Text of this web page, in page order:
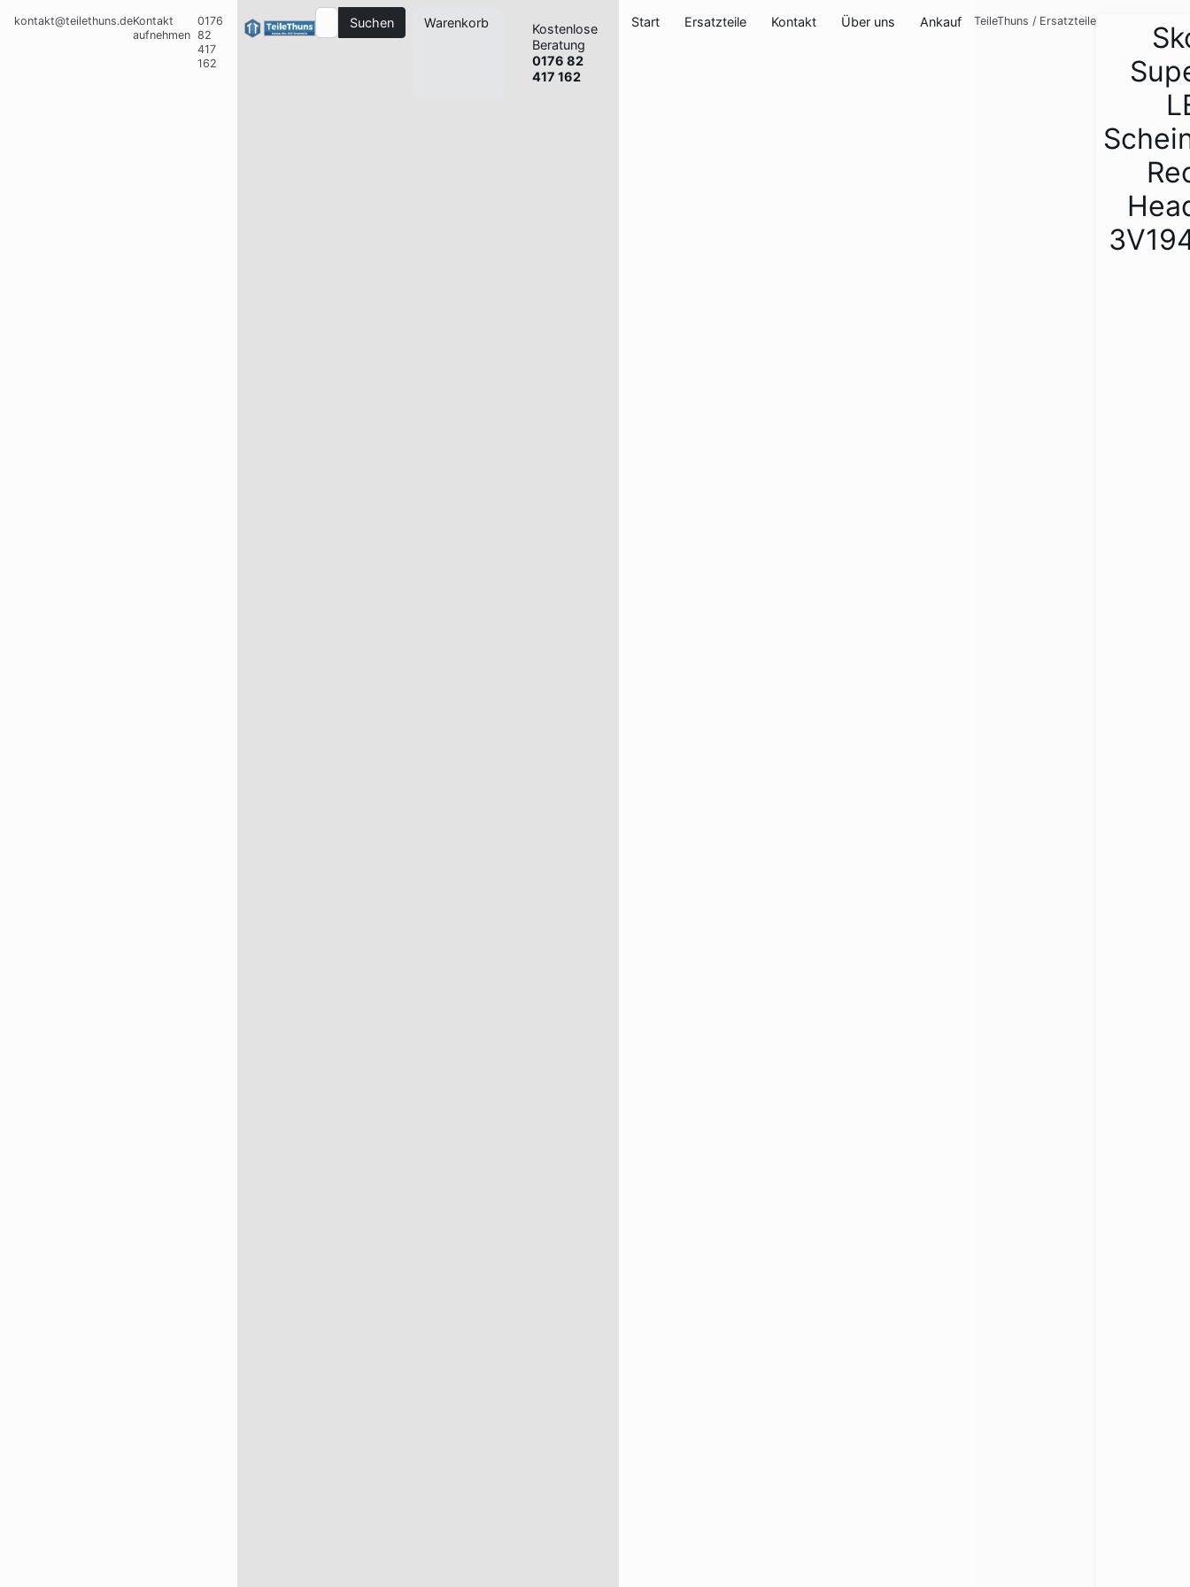
kontakt@teilethuns.deKontakt
aufnehmen
0176
82
417
162
Suchen Warenkorb
Kostenlose
Beratung
0176 82
417 162
Start Ersatzteile Kontakt Über uns Ankauf TeileThuns / Ersatzteile